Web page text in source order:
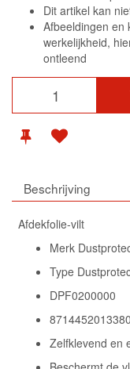
Dit artikel kan
Afbeeldingen en
werkelijkheid,
ontleend
Beschrijving
Afdekfolie-vilt
Merk
Type
DPF0200000
8714452013380
Zelfklevend en